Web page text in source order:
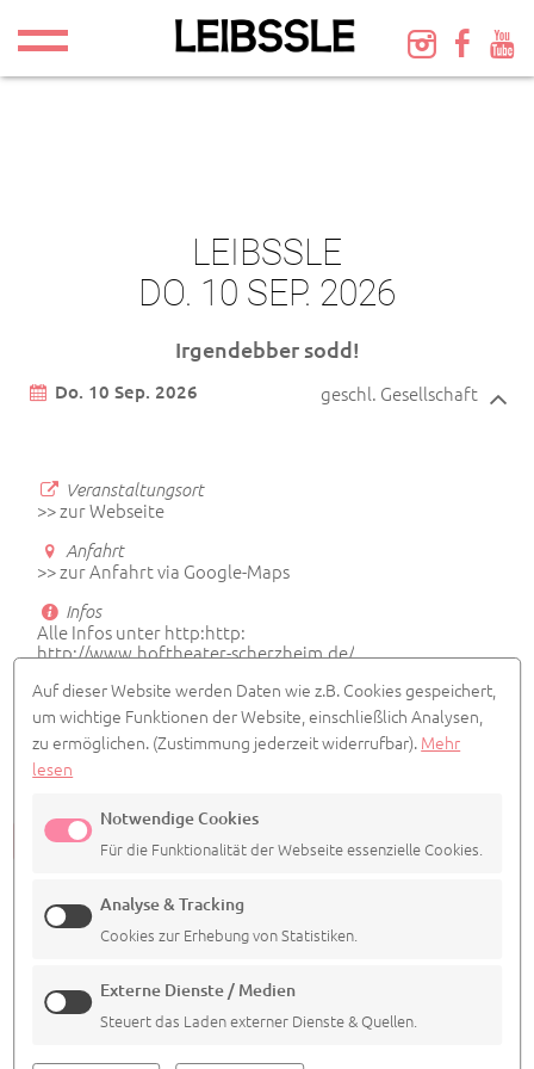
LEIBSSLE
DO. 10 SEP. 2026
Irgendebber sodd!
Do. 10 Sep. 2026 geschl. Gesellschaft
Veranstaltungsort
>> zur Webseite
Anfahrt
>> zur Anfahrt via Google-Maps
Infos
Alle Infos unter http:http:
http://www.hoftheater-scherzheim.de/
Vorverkauf
0173 8057627
info@hoftheater-scherzheim.de
ALLE TERMINE ANSEHEN
Auf dieser Website werden Daten wie z.B. Cookies gespeichert,
um wichtige Funktionen der Website, einschließlich Analysen,
zu ermöglichen. (Zustimmung jederzeit widerrufbar). Mehr
lesen
Notwendige Cookies
Für die Funktionalität der Webseite essenzielle Cookies.
Analyse & Tracking
Cookies zur Erhebung von Statistiken.
Externe Dienste / Medien
Steuert das Laden externer Dienste & Quellen.